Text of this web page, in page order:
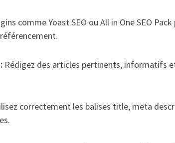
comme Yoast SEO ou All in One SEO
Rédigez des articles pertinents, informatifs
correctement les balises title, meta